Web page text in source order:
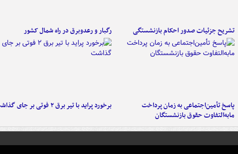
تشریح جزئیات صدور احکام بازنشستگی رگبار و رعدوبرق در راه شمال کشور
پاسخ تأمین‌اجتماعی به زمان پرداخت
مابه‌التفاوت حقوق بازنشستگان
برخورد پراید با تیر برق ۲ فوتی بر جای گذاشت